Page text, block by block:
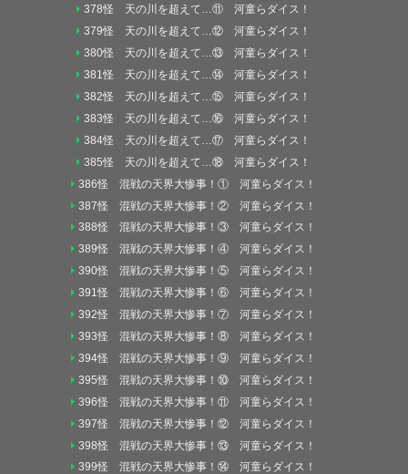
378怪 天の川を超えて…⑪ 河童らダイス！
379怪 天の川を超えて…⑫ 河童らダイス！
380怪 天の川を超えて…⑬ 河童らダイス！
381怪 天の川を超えて…⑭ 河童らダイス！
382怪 天の川を超えて…⑮ 河童らダイス！
383怪 天の川を超えて…⑯ 河童らダイス！
384怪 天の川を超えて…⑰ 河童らダイス！
385怪 天の川を超えて…⑱ 河童らダイス！
386怪 混戦の天界大惨事！① 河童らダイス！
387怪 混戦の天界大惨事！② 河童らダイス！
388怪 混戦の天界大惨事！③ 河童らダイス！
389怪 混戦の天界大惨事！④ 河童らダイス！
390怪 混戦の天界大惨事！⑤ 河童らダイス！
391怪 混戦の天界大惨事！⑥ 河童らダイス！
392怪 混戦の天界大惨事！⑦ 河童らダイス！
393怪 混戦の天界大惨事！⑧ 河童らダイス！
394怪 混戦の天界大惨事！⑨ 河童らダイス！
395怪 混戦の天界大惨事！⑩ 河童らダイス！
396怪 混戦の天界大惨事！⑪ 河童らダイス！
397怪 混戦の天界大惨事！⑫ 河童らダイス！
398怪 混戦の天界大惨事！⑬ 河童らダイス！
399怪 混戦の天界大惨事！⑭ 河童らダイス！